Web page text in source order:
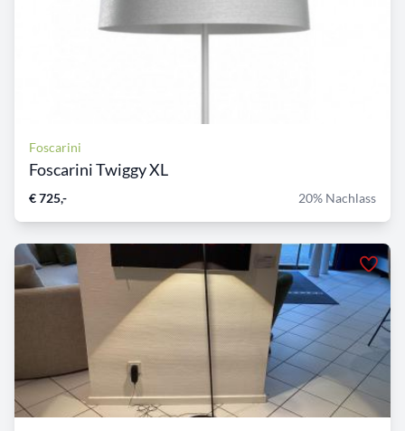
Foscarini
Foscarini Twiggy XL
€ 725,- 20% Nachlass